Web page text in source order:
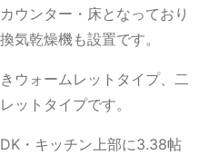
ウンター・床となっており
気乾燥機も設置です。
ウォームレットタイプ、二
ットタイプです。
・キッチン上部に3.38帖